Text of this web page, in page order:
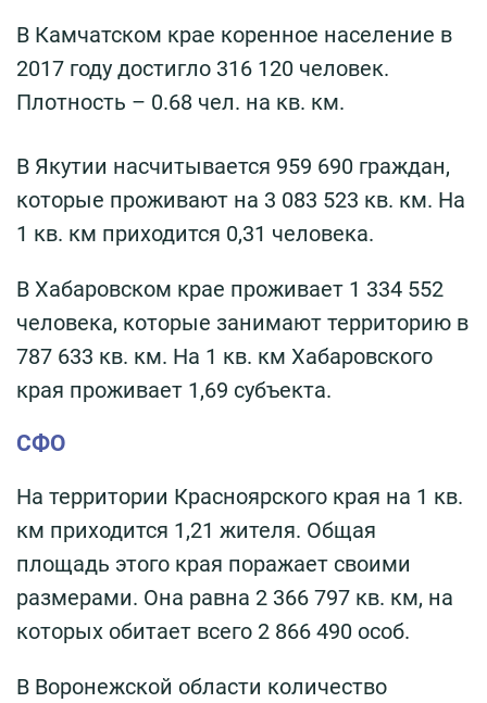
В Камчатском крае коренное население в
2017 году достигло 316 120 человек.
Плотность – 0.68 чел. на кв. км.
В Якутии насчитывается 959 690 граждан,
которые проживают на 3 083 523 кв. км. На
1 кв. км приходится 0,31 человека.
В Хабаровском крае проживает 1 334 552
человека, которые занимают территорию в
787 633 кв. км. На 1 кв. км Хабаровского
края проживает 1,69 субъекта.
СФО
На территории Красноярского края на 1 кв.
км приходится 1,21 жителя. Общая
площадь этого края поражает своими
размерами. Она равна 2 366 797 кв. км, на
которых обитает всего 2 866 490 особ.
В Воронежской области количество